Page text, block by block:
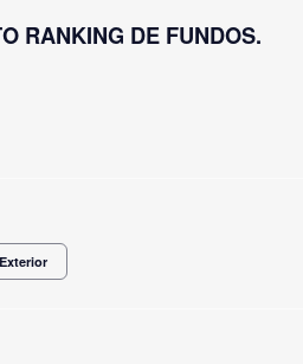
RANKING DE FUNDOS.